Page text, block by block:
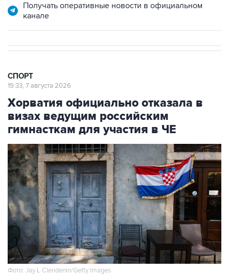
Получать оперативные новости в официальном
канале
СПОРТ
19:33, 7 августа 2026
Хорватия официально отказала в
визах ведущим российским
гимнасткам для участия в ЧЕ
Фото: Jay L Clendenin/Getty Images